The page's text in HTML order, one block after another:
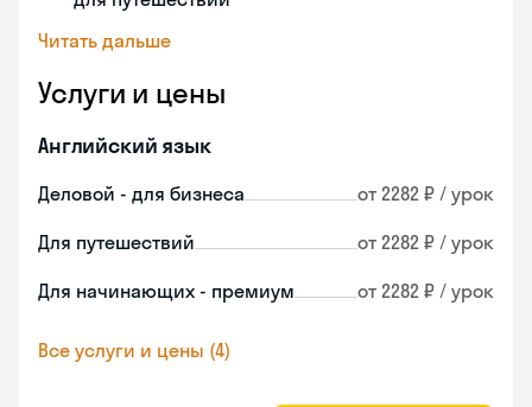
Читать дальше
Услуги и цены
Английский язык
Деловой - для бизнеса от 2282 ₽ / урок
Для путешествий от 2282 ₽ / урок
Для начинающих - премиум от 2282 ₽ / урок
Все услуги и цены (4)